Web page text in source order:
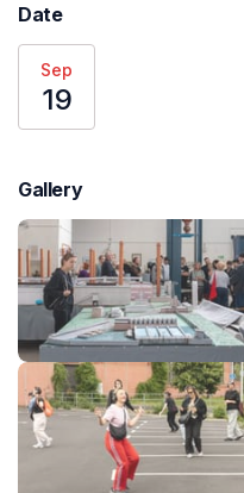
Date
Sep
19
Gallery